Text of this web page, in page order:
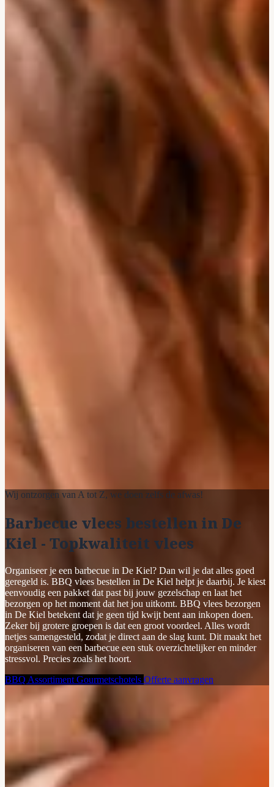
Wij ontzorgen van A tot Z, we doen zelfs de afwas!
Barbecue vlees bestellen in De
Kiel - Topkwaliteit vlees
Organiseer je een barbecue in De Kiel? Dan wil je dat alles goed
geregeld is. BBQ vlees bestellen in De Kiel helpt je daarbij. Je kiest
eenvoudig een pakket dat past bij jouw gezelschap en laat het
bezorgen op het moment dat het jou uitkomt. BBQ vlees bezorgen
in De Kiel betekent dat je geen tijd kwijt bent aan inkopen doen.
Zeker bij grotere groepen is dat een groot voordeel. Alles wordt
netjes samengesteld, zodat je direct aan de slag kunt. Dit maakt het
organiseren van een barbecue een stuk overzichtelijker en minder
stressvol. Precies zoals het hoort.
BBQ Assortiment Gourmetschotels Offerte aanvragen